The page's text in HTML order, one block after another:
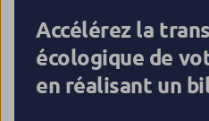
Accélérez la
écologique de
en réalisant un